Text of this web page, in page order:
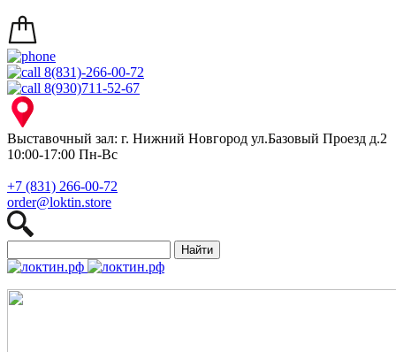
8(831)-266-00-72
8(930)711-52-67
Выставочный зал: г. Нижний Новгород ул.Базовый Проезд д.2
10:00-17:00 Пн-Вс
+7 (831) 266-00-72
order@loktin.store
Найти